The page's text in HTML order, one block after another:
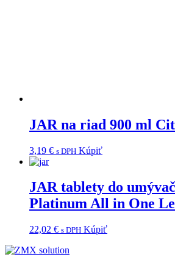
JAR na riad 900 ml
3,19 € s DPH Kúpiť
JAR tablety do
Platinum All in One
22,02 € s DPH Kúpiť